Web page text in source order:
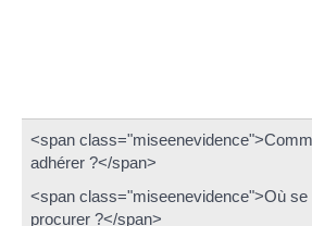
<span
adhérer ?</span>
<span class="miseenevidence">Où se
procurer ?</span>